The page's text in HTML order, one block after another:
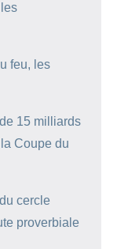
feu, les
15 milliards
Coupe du
cercle
proverbiale